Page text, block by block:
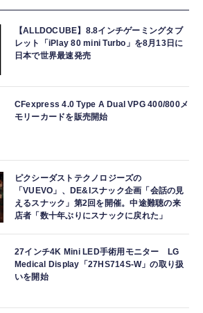
【ALLDOCUBE】8.8インチゲーミングタブ
レット「iPlay 80 mini Turbo」を8月13日に
日本で世界最速発売
CFexpress 4.0 Type A Dual VPG 400/800メ
モリーカードを販売開始
ピクシーダストテクノロジーズの
「VUEVO」、DE&Iスナック企画「会話の見
えるスナック」第2回を開催。中途難聴の来
店者「数十年ぶりにスナックに戻れた」
27インチ4K Mini LED手術用モニター LG
Medical Display「27HS714S-W」の取り扱
いを開始